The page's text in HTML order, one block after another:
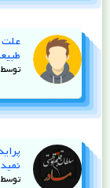
توسط
توسط